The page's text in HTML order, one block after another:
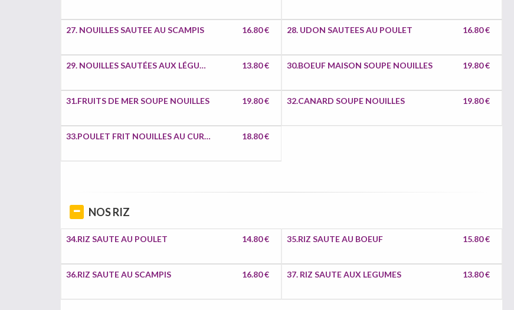
27. NOUILLES SAUTEE AU SCAMPIS 16.80 € 28. UDON SAUTEES AU POULET 16.80 €
29. NOUILLES SAUTÉES AUX LÉGUMES 13.80 € 30.BOEUF MAISON SOUPE NOUILLES 19.80 €
31.FRUITS DE MER SOUPE NOUILLES 19.80 € 32.CANARD SOUPE NOUILLES 19.80 €
33.POULET FRIT NOUILLES AU CURRY 18.80 €
NOS RIZ
34.RIZ SAUTE AU POULET 14.80 € 35.RIZ SAUTE AU BOEUF 15.80 €
36.RIZ SAUTE AU SCAMPIS 16.80 € 37. RIZ SAUTE AUX LEGUMES 13.80 €